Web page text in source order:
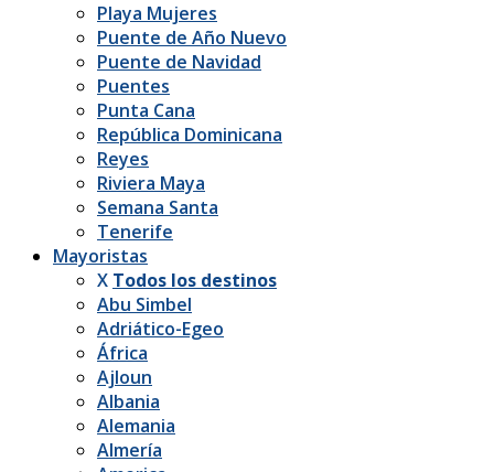
Playa Mujeres
Puente de Año Nuevo
Puente de Navidad
Puentes
Punta Cana
República Dominicana
Reyes
Riviera Maya
Semana Santa
Tenerife
Mayoristas
X Todos los destinos
Abu Simbel
Adriático-Egeo
África
Ajloun
Albania
Alemania
Almería